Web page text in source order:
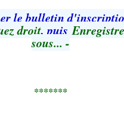
le bulletin
droit, puis
sous... -
*******